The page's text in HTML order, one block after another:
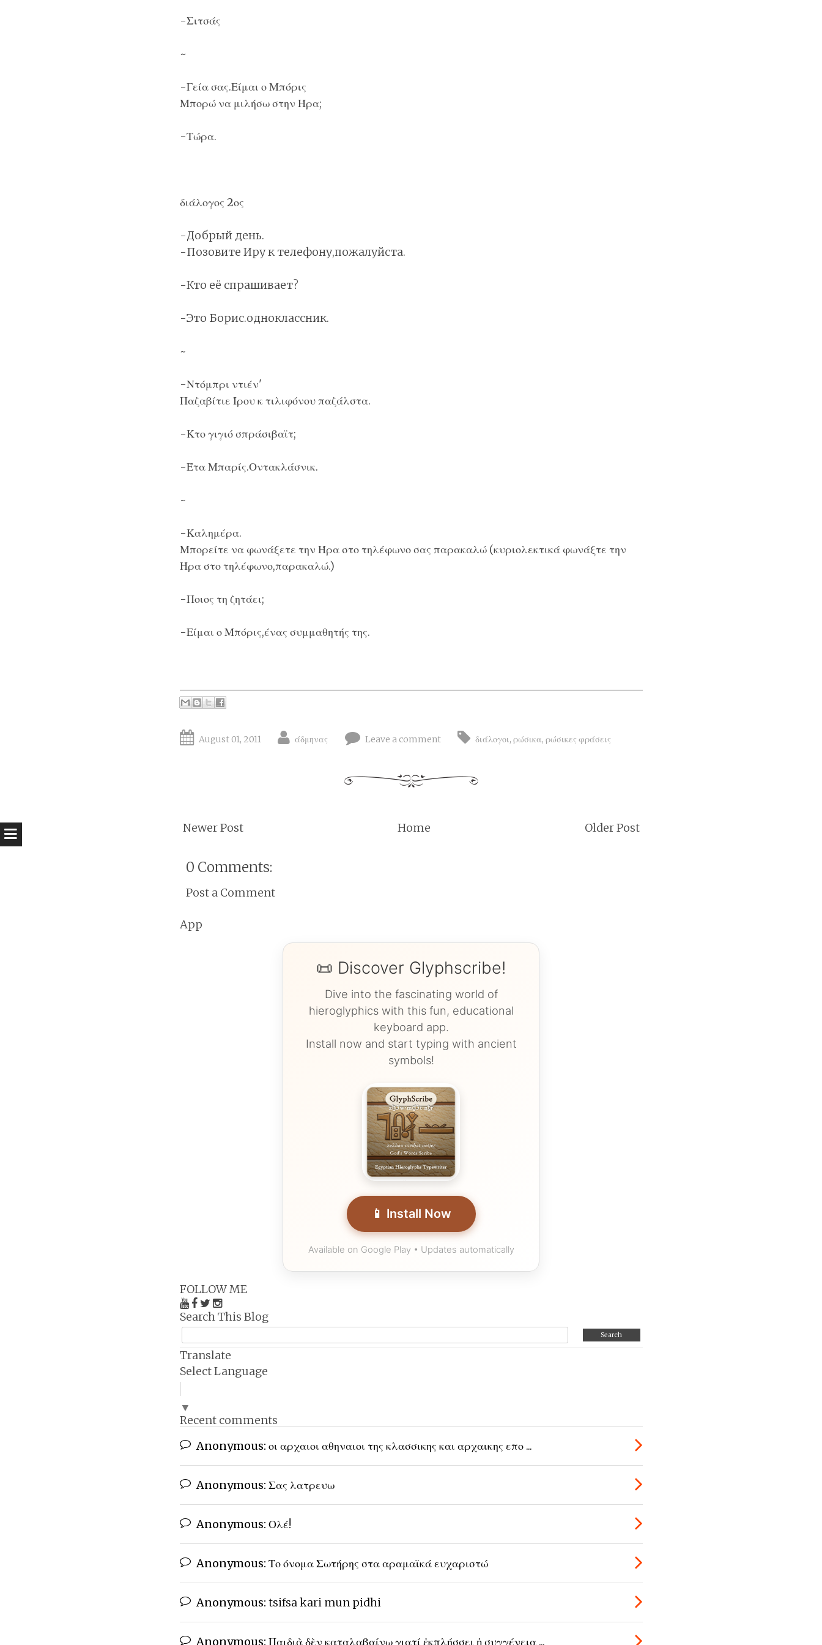
-Σιτσάς
~
-Γεία σας.Είμαι ο Μπόρις
Μπορώ να μιλήσω στην Ήρα;
-Τώρα.
διάλογος 2ος
-Добрый день.
-Позовите Иру к телефону,пожалуйста.
-Кто её спрашивает?
-Это Борис.одноклассник.
~
-Ντόμπρι ντιέν'
Παζαβίτιε Ίρου κ τιλιφόνου παζάλστα.
-Κτο γιγιό σπράσιβαϊτ;
-Έτα Μπαρίς.Οντακλάσνικ.
~
-Καλημέρα.
Μπορείτε να φωνάξετε την Ήρα στο τηλέφωνο σας παρακαλώ (κυριολεκτικά φωνάξτε την
Ήρα στο τηλέφωνο,παρακαλώ.)
-Ποιος τη ζητάει;
-Είμαι ο Μπόρις,ένας συμμαθητής της.
August 01, 2011 άδμηνας Leave a comment διάλογοι,ρώσικα,ρώσικες φράσεις
Newer Post Older Post
Home
0 Comments:
Post a Comment
App
📜 Discover Glyphscribe!
Dive into the fascinating world of
hieroglyphics with this fun, educational
keyboard app.
Install now and start typing with ancient
symbols!
📱 Install Now
Available on Google Play • Updates automatically
FOLLOW ME
Search This Blog
Translate
Select Language
▼
Recent comments
Anonymous: οι αρχαιοι αθηναιοι της κλασσικης και αρχαικης επο ...
Anonymous: Σας λατρευω
Anonymous: Ολέ!
Anonymous: Το όνομα Σωτήρης στα αραμαϊκά ευχαριστώ
Anonymous: tsifsa kari mun pidhi
Anonymous: Παιδιὰ δὲν καταλαβαίνω γιατί ἐκπλήσσει ἡ συγγένεια ...